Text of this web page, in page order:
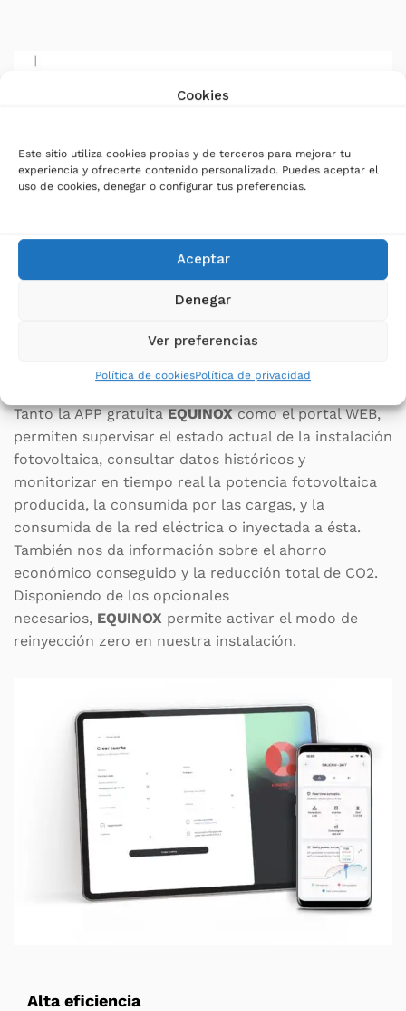
Cookies
Este sitio utiliza cookies propias y de terceros para mejorar tu
experiencia y ofrecerte contenido personalizado. Puedes aceptar el
uso de cookies, denegar o configurar tus preferencias.
Aceptar
Denegar
Ver preferencias
Política de cookiesPolítica de privacidad
Monitorización APP y web
Tanto la APP gratuitaEQUINOXcomo el portal WEB,
permiten supervisar el estado actual de la instalación
fotovoltaica, consultar datos históricos y
monitorizar en tiempo real la potencia fotovoltaica
producida, la consumida por las cargas, y la
consumida de la red eléctrica o inyectada a ésta.
También nos da información sobre el ahorro
económico conseguido y la reducción total de CO2.
Disponiendo de los opcionales
necesarios, EQUINOX permite activar el modo de
reinyección zero en nuestra instalación.
Alta eficiencia